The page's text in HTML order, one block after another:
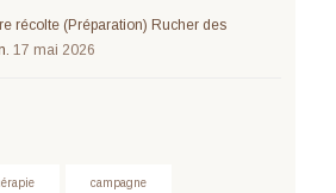
récolte (Préparation) Rucher des
17 mai 2026
campagne